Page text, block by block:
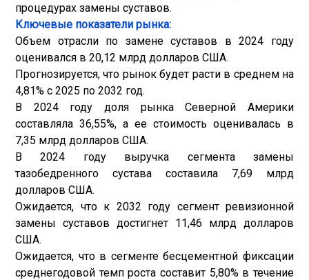
процедурах замены суставов.
Ключевые показатели рынка:
Объем отрасли по замене суставов в 2024 году
оценивался в 20,12 млрд долларов США.
Прогнозируется, что рынок будет расти в среднем на
4,81% с 2025 по 2032 год.
В 2024 году доля рынка Северной Америки
составляла 36,55%, а ее стоимость оценивалась в
7,35 млрд долларов США.
В 2024 году выручка сегмента замены
тазобедренного сустава составила 7,69 млрд
долларов США.
Ожидается, что к 2032 году сегмент ревизионной
замены суставов достигнет 11,46 млрд долларов
США.
Ожидается, что в сегменте бесцементной фиксации
среднегодовой темп роста составит 5,80% в течение